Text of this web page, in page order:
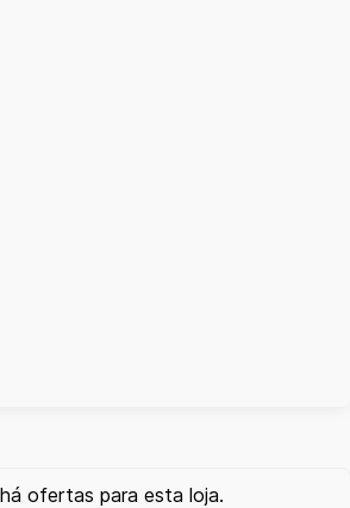
ofertas para esta loja.